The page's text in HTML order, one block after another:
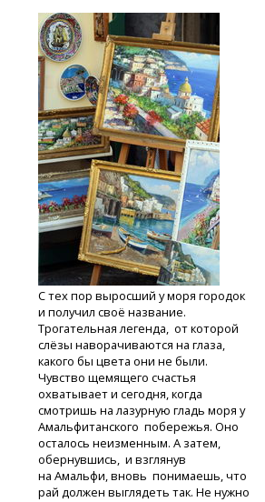
С тех пор выросший у моря городок
и получил своё название.
Трогательная легенда, от которой
слёзы наворачиваются на глаза,
какого бы цвета они не были.
Чувство щемящего счастья
охватывает и сегодня, когда
смотришь на лазурную гладь моря у
Амальфитанского побережья. Оно
осталось неизменным. А затем,
обернувшись, и взглянув
на Амальфи, вновь понимаешь, что
рай должен выглядеть так. Не нужно